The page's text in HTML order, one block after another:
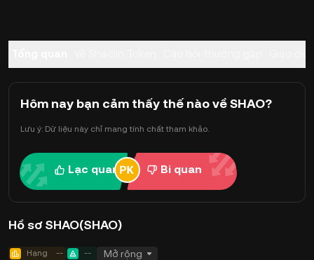
Hôm nay bạn cảm thấy thế nào về SHAO?
Lưu ý: Dữ liệu này chỉ mang tính chất tham khảo.
Lạc quan Bi quan
Hồ sơ SHAO(SHAO)
Hạng -- -- Mở rộng